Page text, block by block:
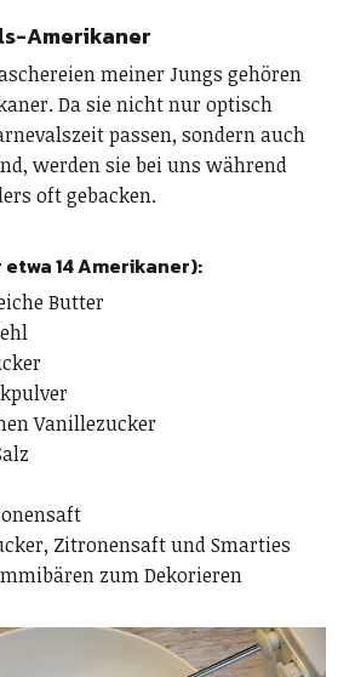
Amerikaner
meiner Jungs gehören
Da sie nicht nur optisch
passen, sondern auch
werden sie bei uns während
oft gebacken.
14 Amerikaner):
Butter
Vanillezucker
Zitronensaft und Smarties
zum Dekorieren